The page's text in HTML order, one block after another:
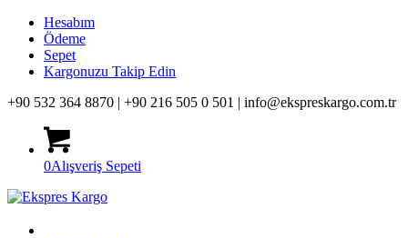
Hesabım
Ödeme
Sepet
Kargonuzu Takip Edin
+90 532 364 8870 | +90 216 505 0 501 | info@ekspreskargo.com.tr
0Alışveriş Sepeti